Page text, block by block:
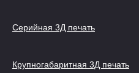
Серийная 3Д печать
Крупногабаритная 3Д печать